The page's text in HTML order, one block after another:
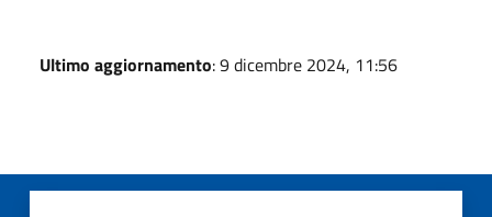
Ultimo aggiornamento: 9 dicembre 2024, 11:56